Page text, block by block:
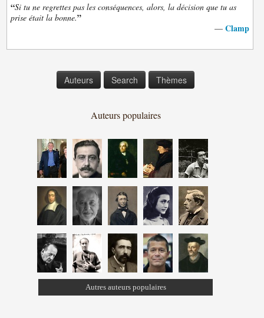
“Si tu ne regrettes pas les conséquences, alors, la décision que tu as
prise était la bonne.”
— Clamp
Auteurs Search Thèmes
Auteurs populaires
Autres auteurs populaires